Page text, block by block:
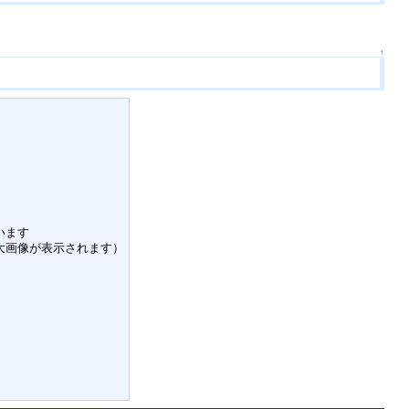
↑
ます
画像が表示されます）